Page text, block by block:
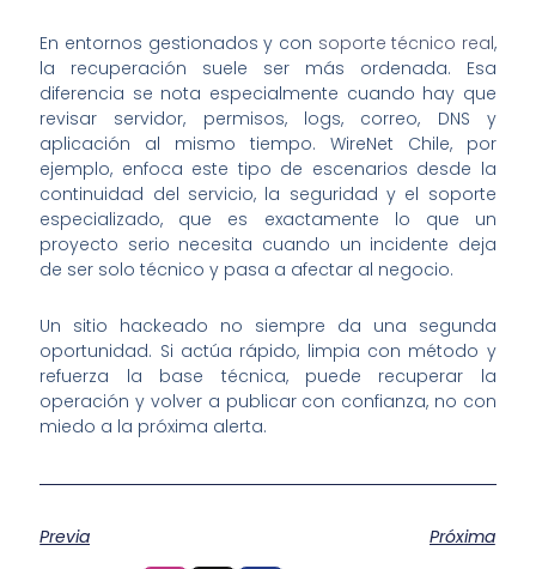
En entornos gestionados y con soporte técnico real,
la recuperación suele ser más ordenada. Esa
diferencia se nota especialmente cuando hay que
revisar servidor, permisos, logs, correo, DNS y
aplicación al mismo tiempo. WireNet Chile, por
ejemplo, enfoca este tipo de escenarios desde la
continuidad del servicio, la seguridad y el soporte
especializado, que es exactamente lo que un
proyecto serio necesita cuando un incidente deja
de ser solo técnico y pasa a afectar al negocio.
Un sitio hackeado no siempre da una segunda
oportunidad. Si actúa rápido, limpia con método y
refuerza la base técnica, puede recuperar la
operación y volver a publicar con confianza, no con
miedo a la próxima alerta.
Previa
Próxima